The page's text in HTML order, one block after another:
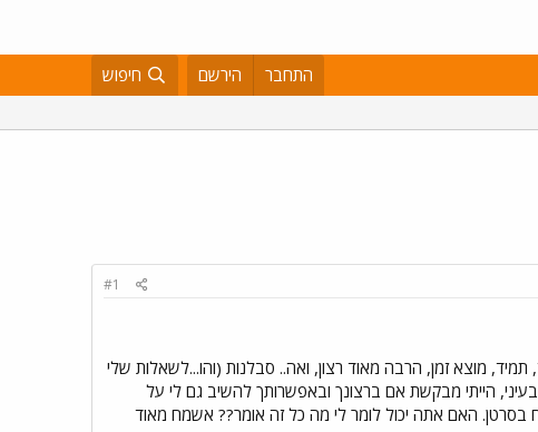
התחבר הירשם חיפוש
#1
מוצא זמן, הרבה מאוד רצון, ואה.. סבלנות (והו...לשאלות שלי
הייתי מבקשת אם ברצונך ובאפשרותך להשיב גם לי על
אצלי במזל מאזניים והירח בסרטן. האם אתה יכול לומר לי מה כל זה אומר?? אשמח מאוד